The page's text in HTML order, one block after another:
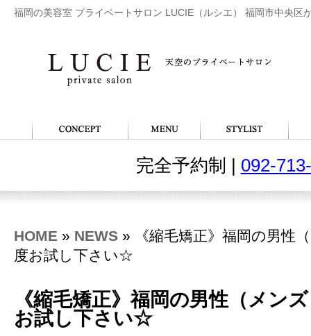
福岡の美容室 プライベートサロン LUCIE（ルシエ） 福岡市中央区
完全予約制 | 092-
HOME » NEWS » 《縮毛矯正》福岡の男性
度お試し下さい☆
《縮毛矯正》福岡の男性（メン
お試し下さい☆